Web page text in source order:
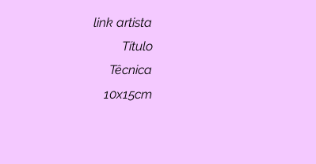
link artista
Título
Têcnica
10x15cm